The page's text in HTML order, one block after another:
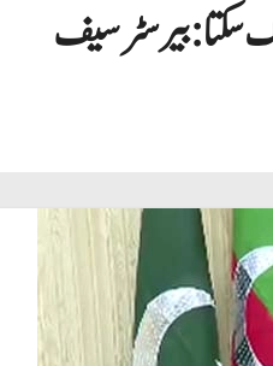
سکتا: بیرسٹر سیف